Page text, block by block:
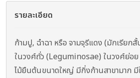
รายละเอียด
ก้ามปู, ฉำฉา หรือ จามจุรีแดง (มักเรียก
ในวงศ์ถั่ว (Leguminosae) ในวงศ์ย่อ
ไม้ยืนต้นขนาดใหญ่ มีกิ่งก้านสาขามาก มี